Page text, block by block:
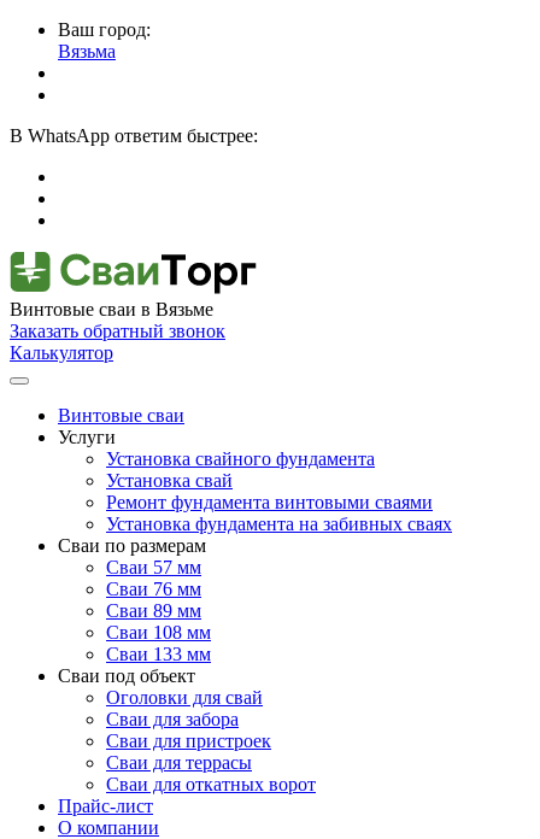
Ваш город:
Вязьма
В WhatsApp ответим быстрее:
Винтовые сваи в Вязьме
Заказать обратный звонок
Калькулятор
Винтовые сваи
Услуги
Установка свайного фундамента
Установка свай
Ремонт фундамента винтовыми сваями
Установка фундамента на забивных сваях
Сваи по размерам
Сваи 57 мм
Сваи 76 мм
Сваи 89 мм
Сваи 108 мм
Сваи 133 мм
Сваи под объект
Оголовки для свай
Сваи для забора
Сваи для пристроек
Сваи для террасы
Сваи для откатных ворот
Прайс-лист
О компании